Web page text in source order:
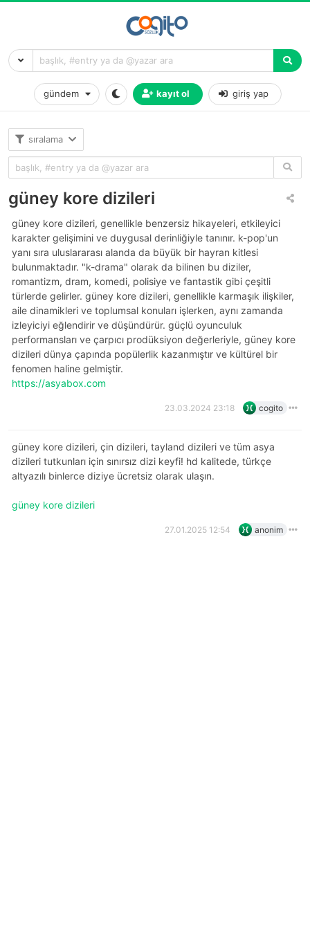
gündem kayıt ol giriş yap
sıralama
güney kore dizileri
güney kore dizileri, genellikle benzersiz hikayeleri, etkileyici
karakter gelişimini ve duygusal derinliğiyle tanınır. k-pop'un
yanı sıra uluslararası alanda da büyük bir hayran kitlesi
bulunmaktadır. "k-drama" olarak da bilinen bu diziler,
romantizm, dram, komedi, polisiye ve fantastik gibi çeşitli
türlerde gelirler. güney kore dizileri, genellikle karmaşık ilişkiler,
aile dinamikleri ve toplumsal konuları işlerken, aynı zamanda
izleyiciyi eğlendirir ve düşündürür. güçlü oyunculuk
performansları ve çarpıcı prodüksiyon değerleriyle, güney kore
dizileri dünya çapında popülerlik kazanmıştır ve kültürel bir
fenomen haline gelmiştir.
https://asyabox.com
23.03.2024 23:18 cogito
güney kore dizileri, çin dizileri, tayland dizileri ve tüm asya
dizileri tutkunları için sınırsız dizi keyfi! hd kalitede, türkçe
altyazılı binlerce diziye ücretsiz olarak ulaşın.
güney kore dizileri
27.01.2025 12:54 anonim